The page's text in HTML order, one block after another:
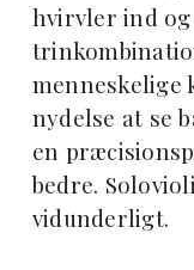
hvirvler ind og
menneskelige
nydelse at se
en
bedre.
vidunderligt.